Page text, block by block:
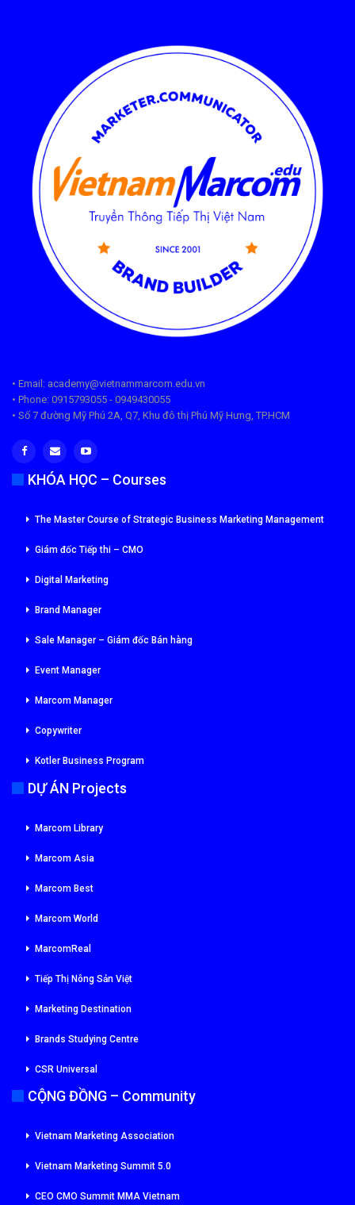
• Email: academy@vietnammarcom.edu.vn
• Phone: 0915793055 - 0949430055
• Số 7 đường Mỹ Phú 2A, Q7, Khu đô thị Phú Mỹ Hưng, TP.HCM
KHÓA HỌC – Courses
The Master Course of Strategic Business Marketing Management
Giám đốc Tiếp thi – CMO
Digital Marketing
Brand Manager
Sale Manager – Giám đốc Bán hàng
Event Manager
Marcom Manager
Copywriter
Kotler Business Program
DỰ ÁN Projects
Marcom Library
Marcom Asia
Marcom Best
Marcom World
MarcomReal
Tiếp Thị Nông Sản Việt
Marketing Destination
Brands Studying Centre
CSR Universal
CỘNG ĐỒNG – Community
Vietnam Marketing Association
Vietnam Marketing Summit 5.0
CEO CMO Summit MMA Vietnam